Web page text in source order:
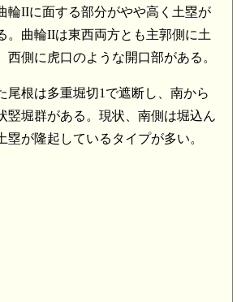
輪IIに面する部分がやや高く土塁が
。曲輪IIは東西両方とも主郭側に土
西側に虎口のような開口部がある。
尾根は多重堀切1で遮断し、南から
竪堀群がある。現状、南側は堀込ん
塁が隆起しているタイプが多い。